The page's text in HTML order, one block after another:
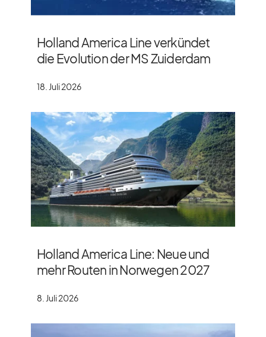
Holland America Line verkündet
die Evolution der MS Zuiderdam
18. Juli 2026
Holland America Line: Neue und
mehr Routen in Norwegen 2027
8. Juli 2026